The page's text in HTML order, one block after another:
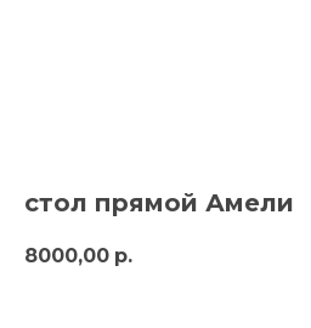
стол прямой Амели
8000,00 р.